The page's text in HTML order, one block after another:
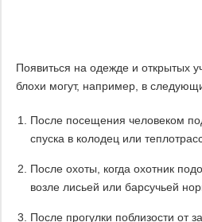
Появиться на одежде и открытых
блохи могут, например, в
После посещения человеком
спуска в колодец или
После охоты, когда охотник
возле лисьей или барсучьей
После прогулки поблизости от